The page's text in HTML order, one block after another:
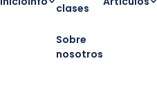
clases
Sobre
nosotros